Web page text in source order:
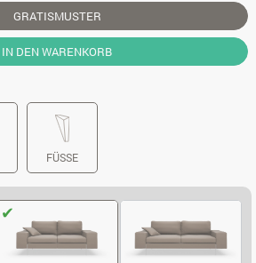
GRATISMUSTER
IN DEN WARENKORB
FÜSSE